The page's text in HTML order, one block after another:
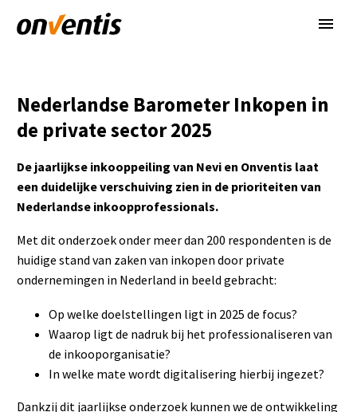
Nederlandse Barometer Inkopen in
de private sector 2025
De jaarlijkse inkooppeiling van Nevi en Onventis laat
een duidelijke verschuiving zien in de prioriteiten van
Nederlandse inkoopprofessionals.
Met dit onderzoek onder meer dan 200 respondenten is de
huidige stand van zaken van inkopen door private
ondernemingen in Nederland in beeld gebracht:
Op welke doelstellingen ligt in 2025 de focus?
Waarop ligt de nadruk bij het professionaliseren van
de inkooporganisatie?
In welke mate wordt digitalisering hierbij ingezet?
Dankzij dit jaarlijkse onderzoek kunnen we de ontwikkeling